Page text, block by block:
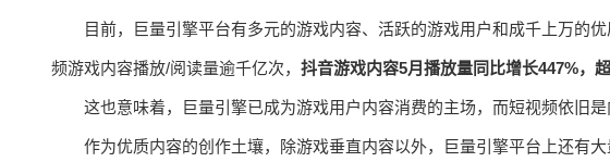
目前，巨量引擎平台有多元的游戏内容、活跃的游戏用户和成千上万的
频游戏内容播放/阅读量逾千亿次， 抖音游戏内容5月播放量同比增长447%，
这也意味着，巨量引擎已成为游戏用户内容消费的主场，而短视频依旧是
作为优质内容的创作土壤，除游戏垂直内容以外，巨量引擎平台上还有